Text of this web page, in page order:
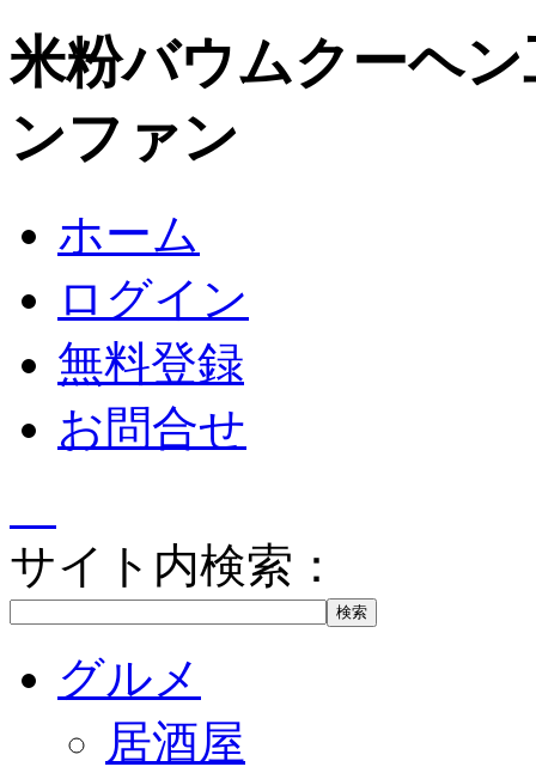
米粉バウムクーヘ
ンファン
ホーム
ログイン
無料登録
お問合せ
サイト内検索：
グルメ
居酒屋